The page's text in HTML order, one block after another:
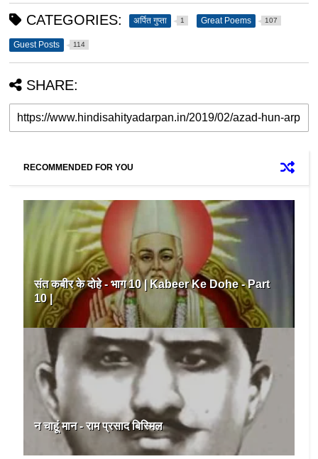
CATEGORIES: अर्पित गुप्ता 1 Great Poems 107
Guest Posts 114
SHARE:
RECOMMENDED FOR YOU
संत कबीर के दोहे - भाग 10 | Kabeer Ke Dohe - Part
10 |
न चाहूं मान - राम प्रसाद बिस्मिल